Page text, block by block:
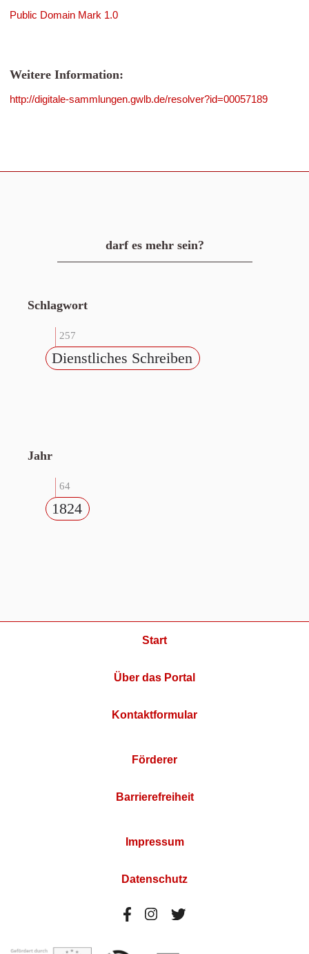
Public Domain Mark 1.0
Weitere Information:
http://digitale-sammlungen.gwlb.de/resolver?id=00057189
darf es mehr sein?
Schlagwort
257
Dienstliches Schreiben
Jahr
64
1824
Start
Über das Portal
Kontaktformular
Förderer
Barrierefreiheit
Impressum
Datenschutz